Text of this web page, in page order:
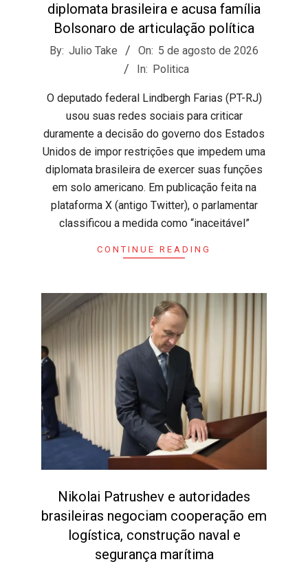
diplomata brasileira e acusa família
Bolsonaro de articulação política
2026-
By: Julio Take On: 5 de agosto de 2026
In: Politica
​O deputado federal Lindbergh Farias (PT-RJ)
usou suas redes sociais para criticar
duramente a decisão do governo dos Estados
Unidos de impor restrições que impedem uma
diplomata brasileira de exercer suas funções
em solo americano. Em publicação feita na
plataforma X (antigo Twitter), o parlamentar
classificou a medida como “inaceitável”
CONTINUE READING
Nikolai Patrushev e autoridades
brasileiras negociam cooperação em
logística, construção naval e
segurança marítima